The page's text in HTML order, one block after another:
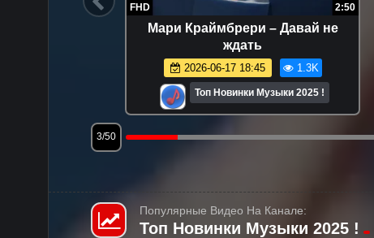
FHD 2:50
Мари Краймбрери – Давай не
ждать
2026-06-17 18:45 1.3K
Топ Новинки Музыки 2025 !
3/50
Популярные Видео На Канале:
Топ Новинки Музыки 2025 !